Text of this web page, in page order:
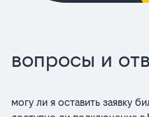
вопросы и
могу ли я оставить заявку